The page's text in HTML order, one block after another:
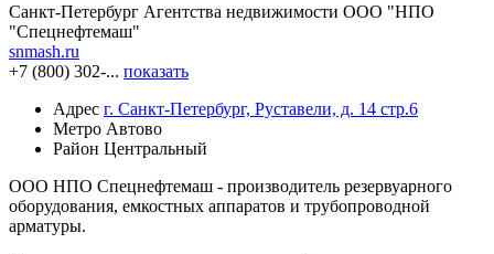
Санкт-Петербург Агентства недвижимости ООО "НПО
"Спецнефтемаш"
snmash.ru
+7 (800) 302-... показать
Адрес г. Санкт-Петербург, Руставели, д. 14 стр.6
Метро Автово
Район Центральный
ООО НПО Спецнефтемаш - производитель резервуарного
оборудования, емкостных аппаратов и трубопроводной
арматуры.